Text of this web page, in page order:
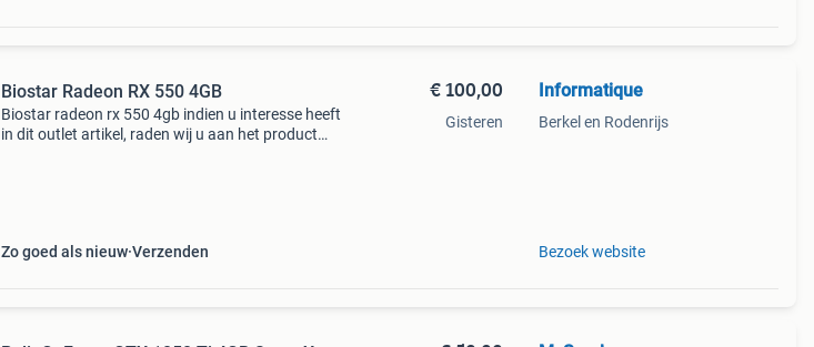
Biostar Radeon RX 550 4GB
Biostar radeon rx 550 4gb indien u interesse heeft
in dit outlet artikel, raden wij u aan het product
Zo goed als nieuw Verzenden
€ 100,00
Gisteren
Informatique
Berkel en Rodenrijs
Bezoek website